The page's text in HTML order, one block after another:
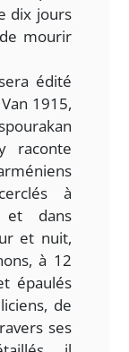
dix jours
mourir
édité
1915,
raconte
à
et dans
et nuit,
à 12
épaulés
de
ses